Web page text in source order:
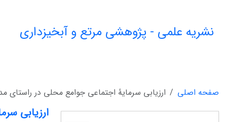
نشریه علمی - پژوهشی مرتع و آبخیزداری
صفحه اصلی ارزیابی سرمایۀ اجتماعی جوامع محلی در راستای
ارزیابی